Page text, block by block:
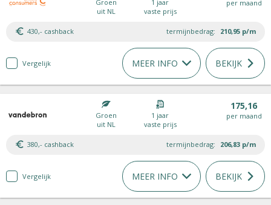
Groen
uit NL
1 jaar
vaste prijs
per maand
430,- cashback termijnbedrag: 210,95 p/m
Vergelijk MEER INFO BEKIJK
Groen
uit NL
1 jaar
vaste prijs
175,16
per maand
380,- cashback termijnbedrag: 206,83 p/m
Vergelijk MEER INFO BEKIJK